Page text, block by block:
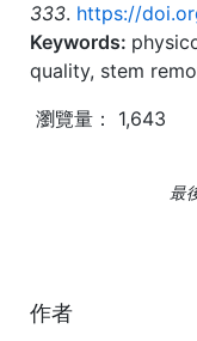
333. https://
Keywords:
quality, stem
瀏覽量：
1,643
最
作者